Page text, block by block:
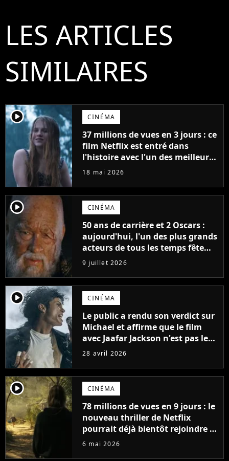
LES ARTICLES
SIMILAIRES
player2 CINÉMA
37 millions de vues en 3 jours : ce
film Netflix est entré dans
l'histoire avec l'un des meilleurs
lancements de tous les temps
18 mai 2026
player2 CINÉMA
50 ans de carrière et 2 Oscars :
aujourd'hui, l'un des plus grands
acteurs de tous les temps fête
ses 70 ans
9 juillet 2026
player2 CINÉMA
Le public a rendu son verdict sur
Michael et affirme que le film
avec Jaafar Jackson n'est pas le
meilleur biopic musical de 2026.
28 avril 2026
player2 CINÉMA
78 millions de vues en 9 jours : le
nouveau thriller de Netflix
pourrait déjà bientôt rejoindre le
top 10 des films les plus vus de
6 mai 2026